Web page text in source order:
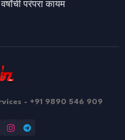
परंपरा कायम
- +91 9890 546 909